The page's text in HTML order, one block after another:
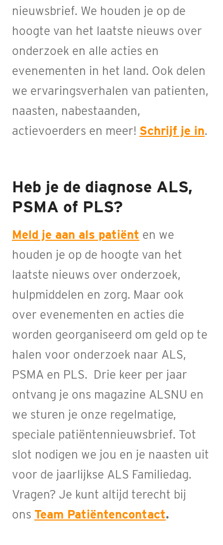
nieuwsbrief. We houden je op de
hoogte van het laatste nieuws over
onderzoek en alle acties en
evenementen in het land. Ook delen
we ervaringsverhalen van patienten,
naasten, nabestaanden,
actievoerders en meer! Schrijf je in.
Heb je de diagnose ALS,
PSMA of PLS?
Meld je aan als patiënt en we
houden je op de hoogte van het
laatste nieuws over onderzoek,
hulpmiddelen en zorg. Maar ook
over evenementen en acties die
worden georganiseerd om geld op te
halen voor onderzoek naar ALS,
PSMA en PLS. Drie keer per jaar
ontvang je ons magazine ALSNU en
we sturen je onze regelmatige,
speciale patiëntennieuwsbrief. Tot
slot nodigen we jou en je naasten uit
voor de jaarlijkse ALS Familiedag.
Vragen? Je kunt altijd terecht bij
ons Team Patiëntencontact.